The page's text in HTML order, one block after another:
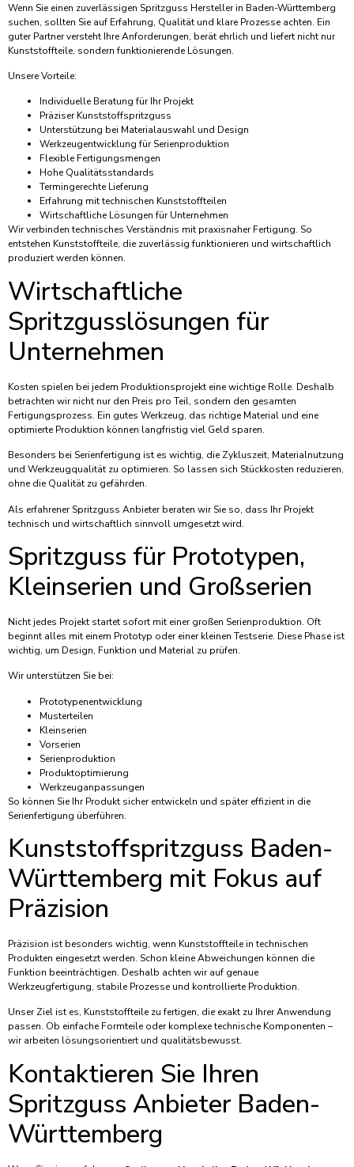
Wenn Sie einen zuverlässigen Spritzguss Hersteller in Baden-Württemberg
suchen, sollten Sie auf Erfahrung, Qualität und klare Prozesse achten. Ein
guter Partner versteht Ihre Anforderungen, berät ehrlich und liefert nicht nur
Kunststoffteile, sondern funktionierende Lösungen.
Unsere Vorteile:
Individuelle Beratung für Ihr Projekt
Präziser Kunststoffspritzguss
Unterstützung bei Materialauswahl und Design
Werkzeugentwicklung für Serienproduktion
Flexible Fertigungsmengen
Hohe Qualitätsstandards
Termingerechte Lieferung
Erfahrung mit technischen Kunststoffteilen
Wirtschaftliche Lösungen für Unternehmen
Wir verbinden technisches Verständnis mit praxisnaher Fertigung. So
entstehen Kunststoffteile, die zuverlässig funktionieren und wirtschaftlich
produziert werden können.
Wirtschaftliche
Spritzgusslösungen für
Unternehmen
Kosten spielen bei jedem Produktionsprojekt eine wichtige Rolle. Deshalb
betrachten wir nicht nur den Preis pro Teil, sondern den gesamten
Fertigungsprozess. Ein gutes Werkzeug, das richtige Material und eine
optimierte Produktion können langfristig viel Geld sparen.
Besonders bei Serienfertigung ist es wichtig, die Zykluszeit, Materialnutzung
und Werkzeugqualität zu optimieren. So lassen sich Stückkosten reduzieren,
ohne die Qualität zu gefährden.
Als erfahrener Spritzguss Anbieter beraten wir Sie so, dass Ihr Projekt
technisch und wirtschaftlich sinnvoll umgesetzt wird.
Spritzguss für Prototypen,
Kleinserien und Großserien
Nicht jedes Projekt startet sofort mit einer großen Serienproduktion. Oft
beginnt alles mit einem Prototyp oder einer kleinen Testserie. Diese Phase ist
wichtig, um Design, Funktion und Material zu prüfen.
Wir unterstützen Sie bei:
Prototypenentwicklung
Musterteilen
Kleinserien
Vorserien
Serienproduktion
Produktoptimierung
Werkzeuganpassungen
So können Sie Ihr Produkt sicher entwickeln und später effizient in die
Serienfertigung überführen.
Kunststoffspritzguss Baden-
Württemberg mit Fokus auf
Präzision
Präzision ist besonders wichtig, wenn Kunststoffteile in technischen
Produkten eingesetzt werden. Schon kleine Abweichungen können die
Funktion beeinträchtigen. Deshalb achten wir auf genaue
Werkzeugfertigung, stabile Prozesse und kontrollierte Produktion.
Unser Ziel ist es, Kunststoffteile zu fertigen, die exakt zu Ihrer Anwendung
passen. Ob einfache Formteile oder komplexe technische Komponenten –
wir arbeiten lösungsorientiert und qualitätsbewusst.
Kontaktieren Sie Ihren
Spritzguss Anbieter Baden-
Württemberg